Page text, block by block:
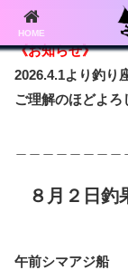
《お知らせ》
2026.4.1より釣り
ご理解のほどよろ
８月２日釣
午前シマアジ船
HOME